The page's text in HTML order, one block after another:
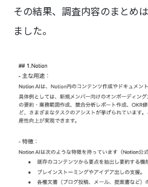
その結果、調査内容のまとめ
ました。